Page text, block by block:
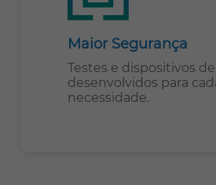
Maior Segurança
Testes e dispositivos
desenvolvidos para
necessidade.